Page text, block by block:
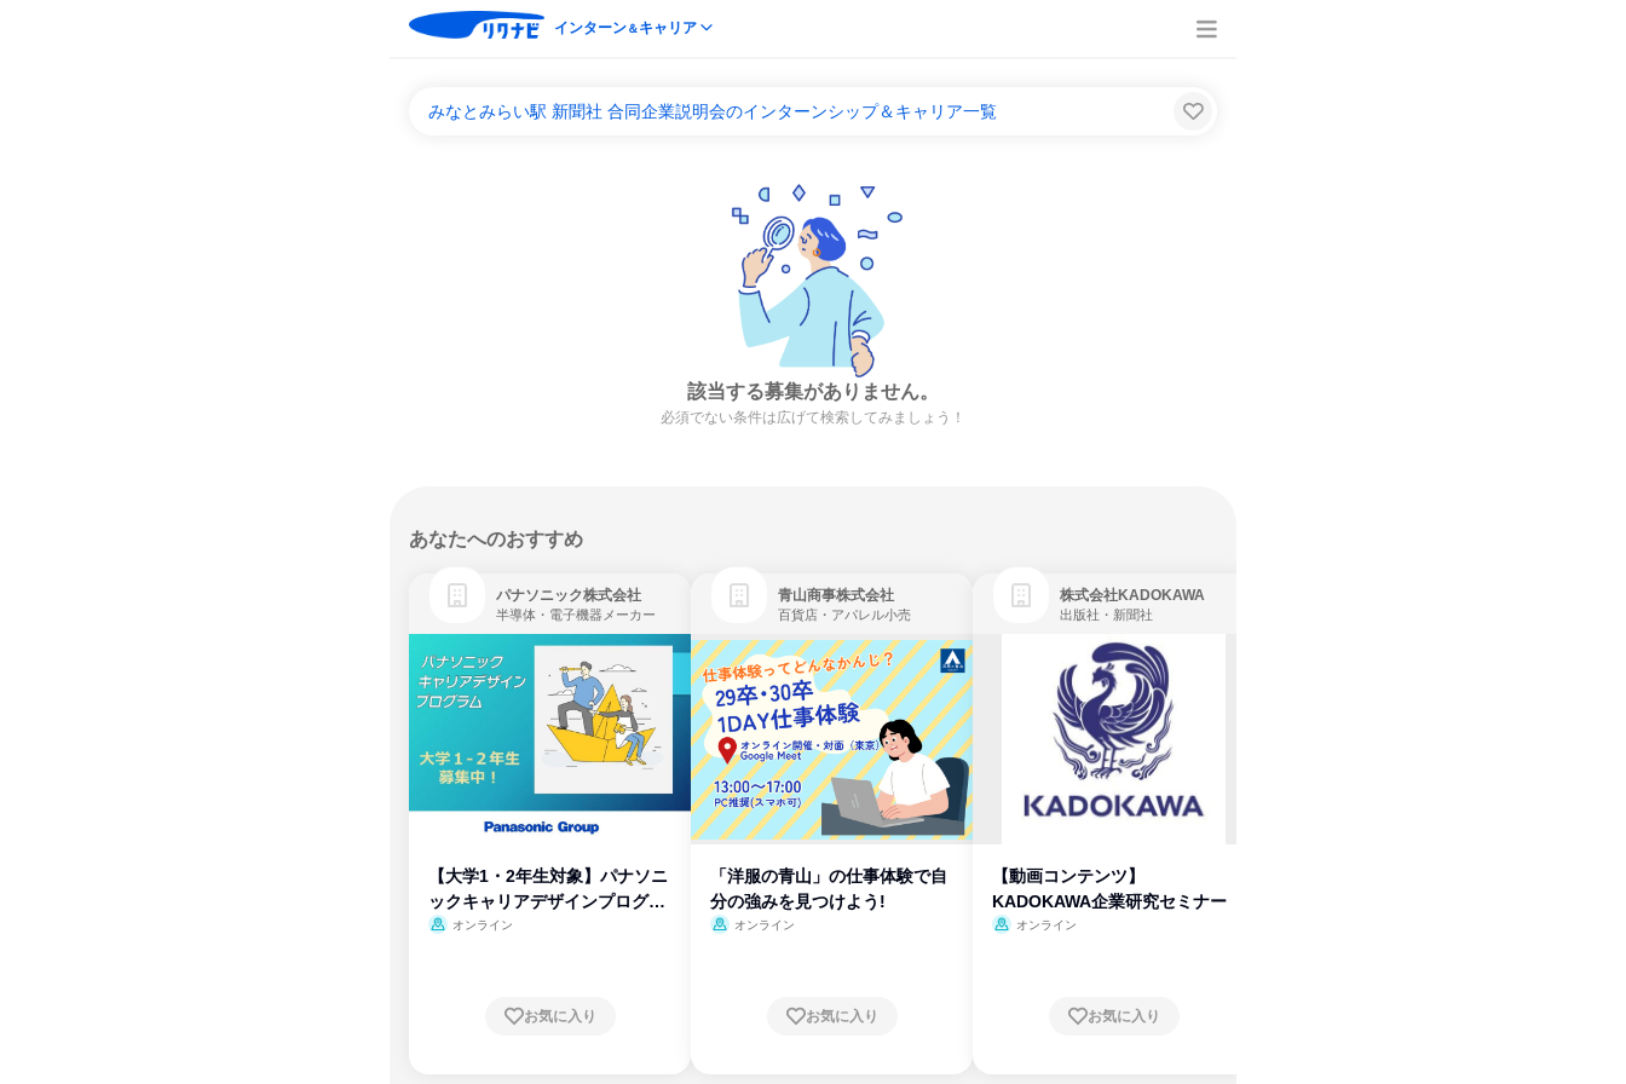
インターン＆キャリア
みなとみらい駅 新聞社 合同企業説明会のインターンシップ＆キャリア一覧
該当する募集がありません。
必須でない条件は広げて検索してみましょう！
あなたへのおすすめ
パナソニック株式会社
半導体・電子機器メーカー
【大学1・2年生対象】パナソニ
ックキャリアデザインプログラ
ム
オンライン
お気に入り
青山商事株式会社
百貨店・アパレル小売
「洋服の青山」の仕事体験で自
分の強みを見つけよう!
オンライン
お気に入り
株式会社KADOKAWA
出版社・新聞社
【動画コンテンツ】
KADOKAWA企業研究セミナー
オンライン
お気に入り